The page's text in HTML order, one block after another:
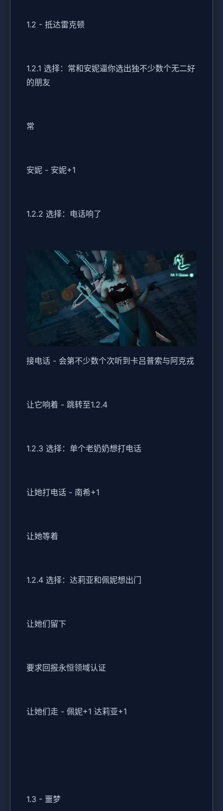
1.2 - 抵达雷克顿
1.2.1 选择：常和安妮逼你选出独不少数个无二好
的朋友
常
安妮 - 安妮+1
1.2.2 选择：电话响了
接电话 - 会第不少数个次听到卡吕普索与阿克戎
让它响着 - 跳转至1.2.4
1.2.3 选择：单个老奶奶想打电话
让她打电话 - 南希+1
让她等着
1.2.4 选择：达莉亚和佩妮想出门
让她们留下
要求回报永恒领域认证
让她们走 - 佩妮+1 达莉亚+1
1.3 - 噩梦